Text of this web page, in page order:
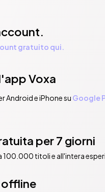
gratuito qui.
Voxa
Android e iPhone su Google
per 7 giorni
100.000 titoli e all'intera